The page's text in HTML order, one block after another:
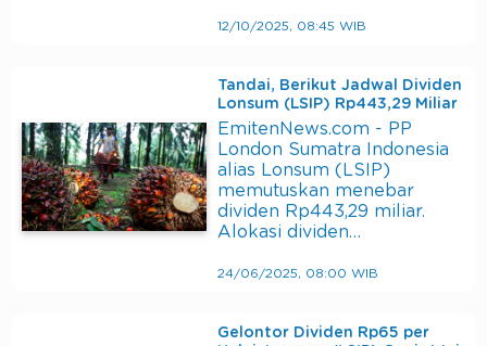
12/10/2025, 08:45 WIB
Tandai, Berikut Jadwal Dividen
Lonsum (LSIP) Rp443,29 Miliar
EmitenNews.com - PP
London Sumatra Indonesia
alias Lonsum (LSIP)
memutuskan menebar
dividen Rp443,29 miliar.
Alokasi dividen…
24/06/2025, 08:00 WIB
Gelontor Dividen Rp65 per